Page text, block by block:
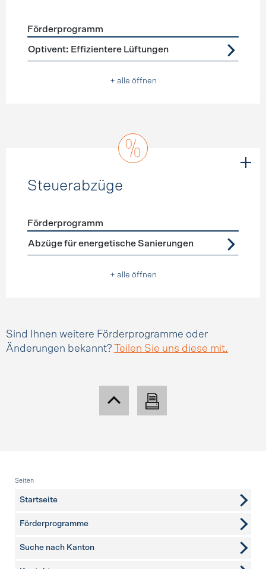
Förderprogramme Lüftung
Förderprogramm
Optivent: Effizientere Lüftungen
+ alle öffnen
Steuerabzüge
Förderprogramme Steuerabzüge
Förderprogramm
Abzüge für energetische Sanierungen
+ alle öffnen
Sind Ihnen weitere Förderprogramme oder
Änderungen bekannt?
Teilen Sie uns diese mit.
Fusszeile
Seiten
Startseite
Förderprogramme
Suche nach Kanton